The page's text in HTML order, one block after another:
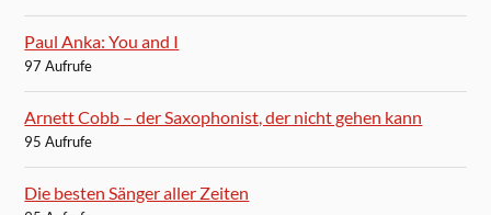
Paul Anka: You and I
97 Aufrufe
Arnett Cobb – der Saxophonist, der nicht gehen kann
95 Aufrufe
Die besten Sänger aller Zeiten